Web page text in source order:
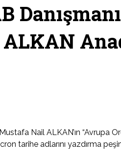
Nail ALKAN’ın “Avrupa
tarihe adlarını yazdırma